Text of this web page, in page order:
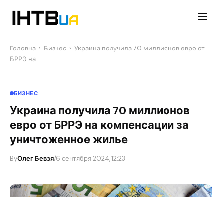
Головна › Бизнес › Украина получила 70 миллионов евро от
БРРЭ на…
БИЗНЕС
Украина получила 70 миллионов
евро от БРРЭ на компенсации за
уничтоженное жилье
ByОлег Бевзя/6 сентября 2024, 12:23